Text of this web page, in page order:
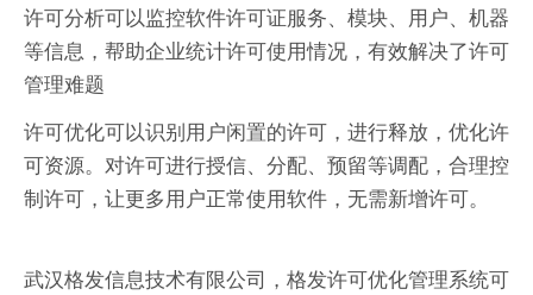
许可分析可以监控软件许可证服务、模块、用户、机器
等信息，帮助企业统计许可使用情况，有效解决了许可
管理难题
许可优化可以识别用户闲置的许可，进行释放，优化许
可资源。对许可进行授信、分配、预留等调配，合理控
制许可，让更多用户正常使用软件，无需新增许可。
武汉格发信息技术有限公司，格发许可优化管理系统可